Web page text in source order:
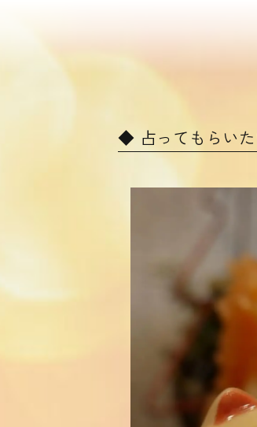
占ってもらい